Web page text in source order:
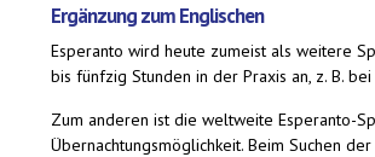
Ergänzung zum Englischen
Esperanto wird heute zumeist als weitere
bis fünfzig Stunden in der Praxis an, z. B.
Zum anderen ist die weltweite Esperanto-
Übernachtungsmöglichkeit. Beim Suchen